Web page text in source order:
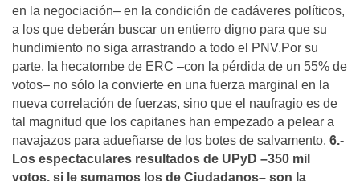
en la negociación– en la condición de cadáveres políticos,
a los que deberán buscar un entierro digno para que su
hundimiento no siga arrastrando a todo el PNV.Por su
parte, la hecatombe de ERC –con la pérdida de un 55% de
votos– no sólo la convierte en una fuerza marginal en la
nueva correlación de fuerzas, sino que el naufragio es de
tal magnitud que los capitanes han empezado a pelear a
navajazos para adueñarse de los botes de salvamento. 6.-
Los espectaculares resultados de UPyD –350 mil
votos, si le sumamos los de Ciudadanos– son la